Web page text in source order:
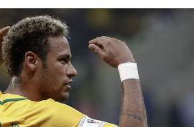
Altrecose
Mondiali calcio 2026